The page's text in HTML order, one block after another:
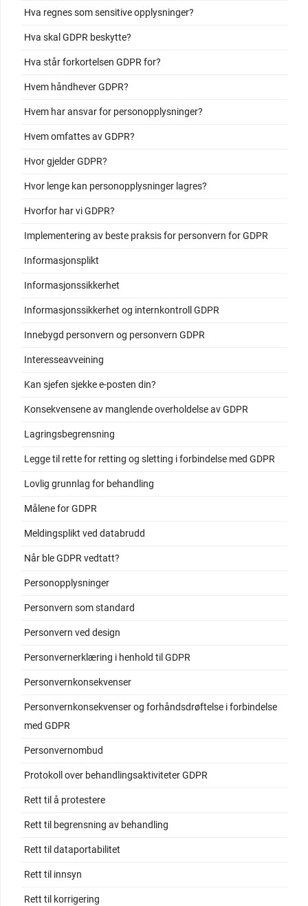
Hva regnes som sensitive opplysninger?
Hva skal GDPR beskytte?
Hva står forkortelsen GDPR for?
Hvem håndhever GDPR?
Hvem har ansvar for personopplysninger?
Hvem omfattes av GDPR?
Hvor gjelder GDPR?
Hvor lenge kan personopplysninger lagres?
Hvorfor har vi GDPR?
Implementering av beste praksis for personvern for GDPR
Informasjonsplikt
Informasjonssikkerhet
Informasjonssikkerhet og internkontroll GDPR
Innebygd personvern og personvern GDPR
Interesseavveining
Kan sjefen sjekke e-posten din?
Konsekvensene av manglende overholdelse av GDPR
Lagringsbegrensning
Legge til rette for retting og sletting i forbindelse med GDPR
Lovlig grunnlag for behandling
Målene for GDPR
Meldingsplikt ved databrudd
Når ble GDPR vedtatt?
Personopplysninger
Personvern som standard
Personvern ved design
Personvernerklæring i henhold til GDPR
Personvernkonsekvenser
Personvernkonsekvenser og forhåndsdrøftelse i forbindelse
med GDPR
Personvernombud
Protokoll over behandlingsaktiviteter GDPR
Rett til å protestere
Rett til begrensning av behandling
Rett til dataportabilitet
Rett til innsyn
Rett til korrigering